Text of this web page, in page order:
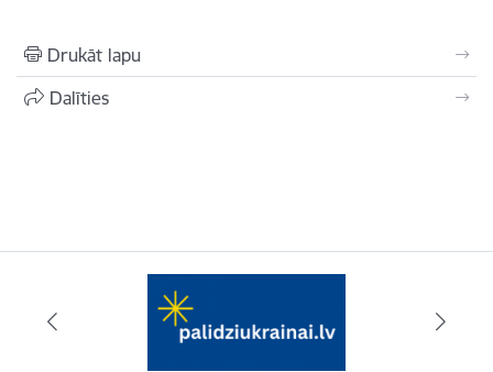
Drukāt lapu
Dalīties